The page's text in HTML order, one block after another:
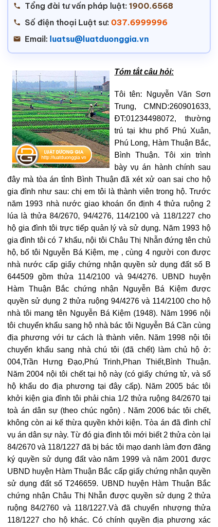
Tổng đài tư vấn pháp luật: 1900.6568
Số điện thoại Luật sư: 037.6999996
Email: luatsu@luatduonggia.vn
Tóm tắt câu hỏi:
Tôi tên: Nguyễn Văn Sơn
Trung, CMND:260901633,
ĐT:01234498072, thường
trú tại khu phố Phú Xuân,
Phú Long, Hàm Thuận Bắc,
Bình Thuận. Tôi xin trình
bày vụ án hành chính sau
đây mà tòa án tỉnh Bình Thuận đã xét xử oan sai cho hộ
gia đình như sau: chị em tôi là thành viên trong hộ. Trước
năm 1993 nhà nước giao khoán ổn định 4 thửa ruộng 2
lúa là thửa 84/2670, 94/4276, 114/2100 và 118/1227 cho
hộ gia đình tôi trực tiếp quản lý và sử dụng. Năm 1993 hộ
gia đình tôi có 7 khẩu, nội tôi Châu Thị Nhẫn đứng tên chủ
hộ, bố tôi Nguyễn Bá Kiệm, mẹ , cùng 4 người con được
nhà nước cấp giấy chứng nhận quyền sử dụng đất số B
644509 gồm thửa 114/2100 và 94/4276. UBND huyện
Hàm Thuận Bắc chứng nhận Nguyễn Bá Kiệm được
quyền sử dụng 2 thửa ruộng 94/4276 và 114/2100 cho hộ
nhà tôi mang tên Nguyễn Bá Kiệm (1948). Năm 1996 nội
tôi chuyển khẩu sang hộ nhà bác tôi Nguyễn Bá Cần cùng
địa phương với tư cách là thành viên. Năm 1998 nội tôi
chuyển khẩu sang nhà chú tôi (đã chết) làm chủ hộ ở:
004,Trần Hưng Đạo,Phú Trinh,Phan Thiết,Bình Thuận.
Năm 2004 nội tôi chết tại hộ này (có giấy chứng tử, và sổ
hộ khẩu do địa phương tại đây cấp). Năm 2005 bác tôi
khởi kiện gia đình tôi phải chia 1/2 thửa ruộng 84/2670 tại
toà án dân sự (theo chúc ngôn) . Năm 2006 bác tôi chết,
không còn ai kế thừa quyền khởi kiện. Tòa án đã đình chỉ
vụ án dân sự này. Từ đó gia đình tôi mới biết 2 thửa còn lại
84/2670 và 118/1227 đã bị bác tôi mạo danh làm đơn đăng
ký quyền sử dụng đất vào năm 1999 và năm 2001 được
UBND huyện Hàm Thuận Bắc cấp giấy chứng nhận quyền
sử dụng đất số T246659. UBND huyện Hàm Thuận Bắc
chứng nhận Châu Thị Nhẫn được quyền sử dụng 2 thửa
ruộng 84/2760 và 118/1227.Và đã chuyển nhượng thửa
118/1227 cho hộ khác. Có chính quyền địa phương xác